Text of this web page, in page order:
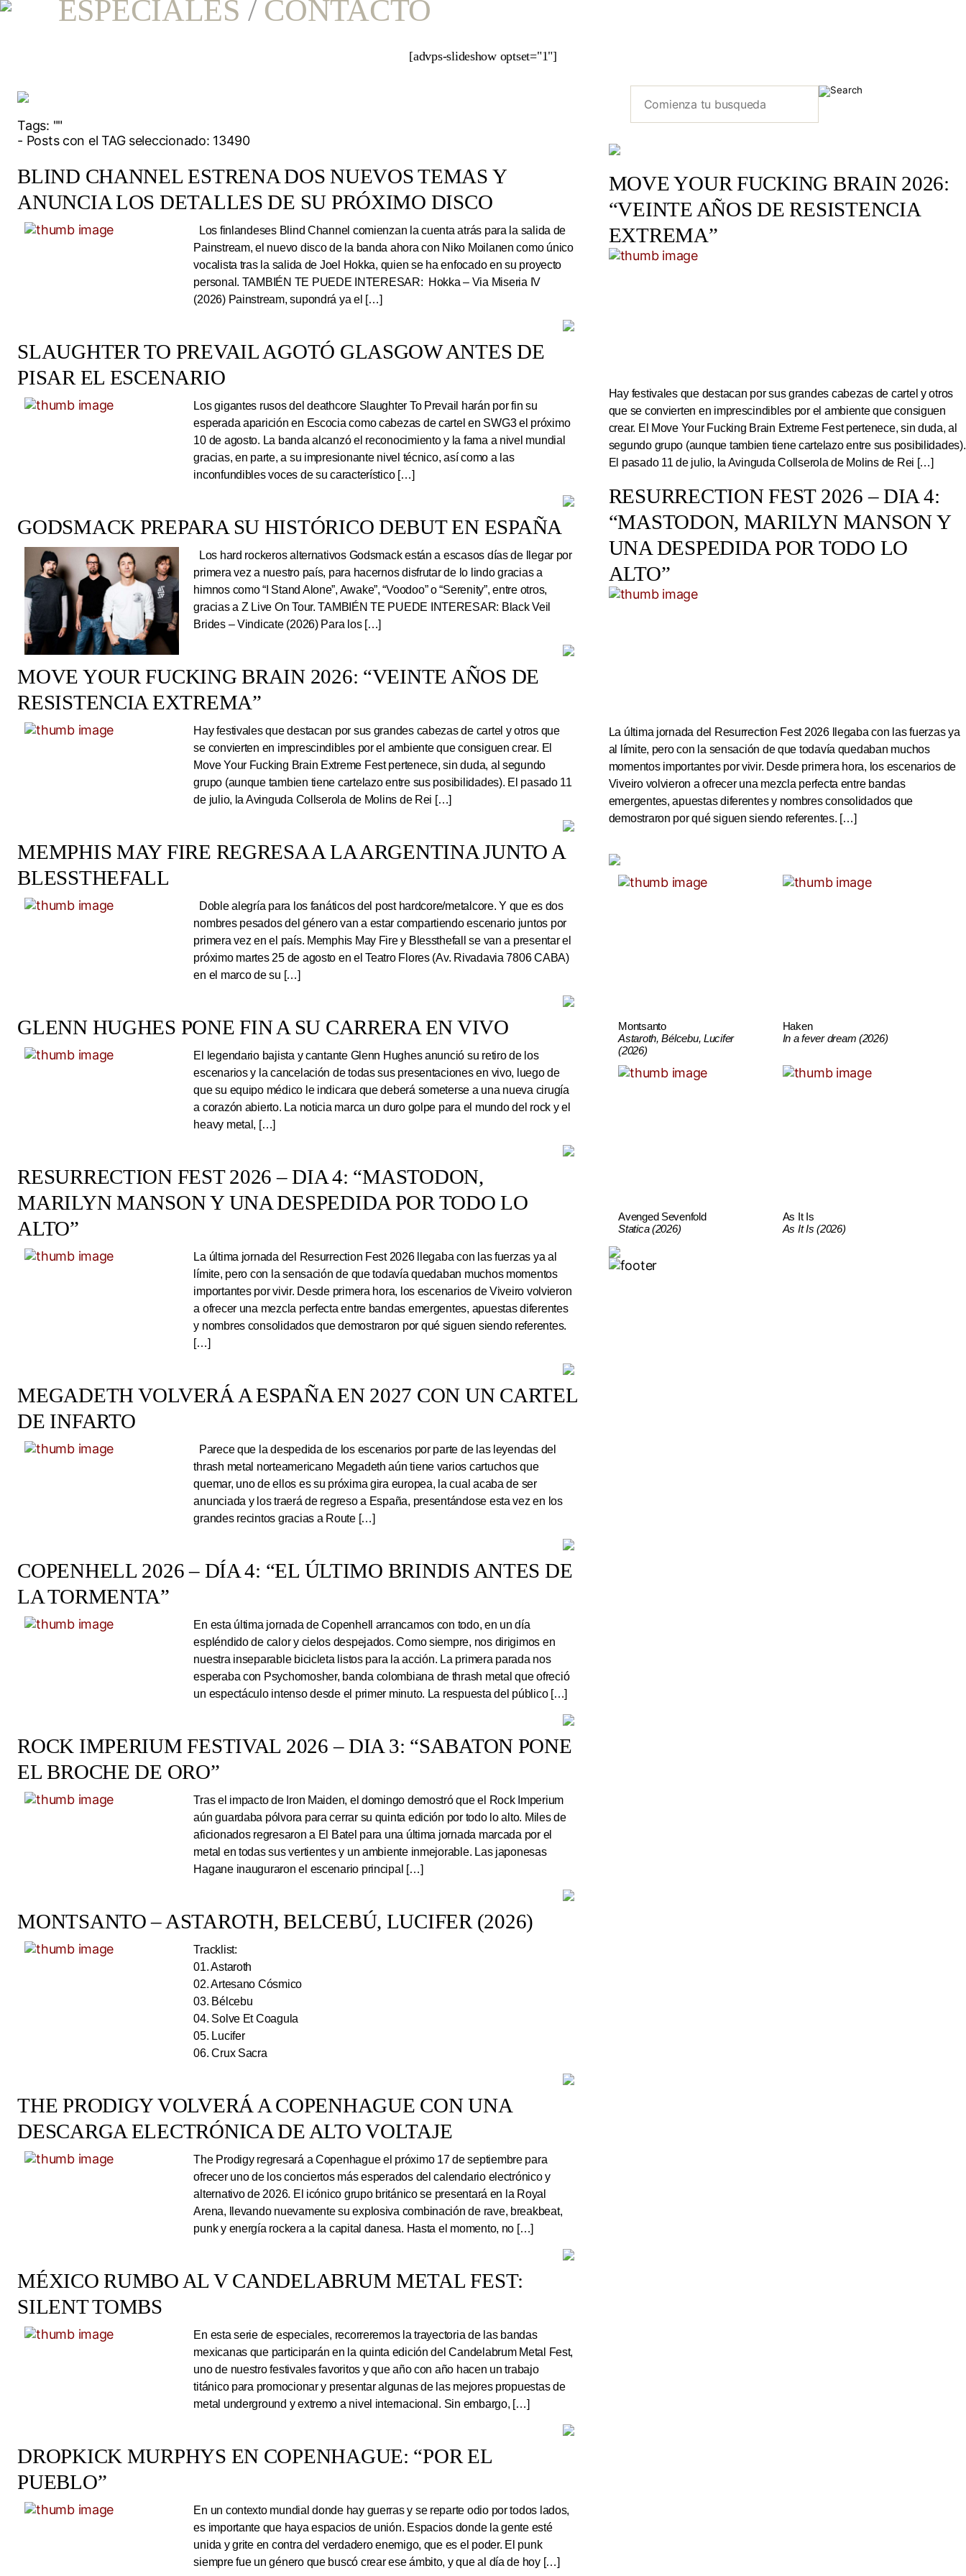
ESPECIALES / CONTACTO
[advps-slideshow optset="1"]
Tags: ""
- Posts con el TAG seleccionado: 13490
BLIND CHANNEL ESTRENA DOS NUEVOS TEMAS Y
ANUNCIA LOS DETALLES DE SU PRÓXIMO DISCO
Los finlandeses Blind Channel comienzan la cuenta atrás para la salida de
Painstream, el nuevo disco de la banda ahora con Niko Moilanen como único
vocalista tras la salida de Joel Hokka, quien se ha enfocado en su proyecto
personal. TAMBIÉN TE PUEDE INTERESAR: Hokka – Via Miseria IV
(2026) Painstream, supondrá ya el […]
SLAUGHTER TO PREVAIL AGOTÓ GLASGOW ANTES DE
PISAR EL ESCENARIO
Los gigantes rusos del deathcore Slaughter To Prevail harán por fin su
esperada aparición en Escocia como cabezas de cartel en SWG3 el próximo
10 de agosto. La banda alcanzó el reconocimiento y la fama a nivel mundial
gracias, en parte, a su impresionante nivel técnico, así como a las
inconfundibles voces de su característico […]
GODSMACK PREPARA SU HISTÓRICO DEBUT EN ESPAÑA
Los hard rockeros alternativos Godsmack están a escasos días de llegar por
primera vez a nuestro país, para hacernos disfrutar de lo lindo gracias a
himnos como “I Stand Alone”, Awake”, “Voodoo” o “Serenity”, entre otros,
gracias a Z Live On Tour. TAMBIÉN TE PUEDE INTERESAR: Black Veil
Brides – Vindicate (2026) Para los […]
MOVE YOUR FUCKING BRAIN 2026: “VEINTE AÑOS DE
RESISTENCIA EXTREMA”
Hay festivales que destacan por sus grandes cabezas de cartel y otros que
se convierten en imprescindibles por el ambiente que consiguen crear. El
Move Your Fucking Brain Extreme Fest pertenece, sin duda, al segundo
grupo (aunque tambien tiene cartelazo entre sus posibilidades). El pasado 11
de julio, la Avinguda Collserola de Molins de Rei […]
MEMPHIS MAY FIRE REGRESA A LA ARGENTINA JUNTO A
BLESSTHEFALL
Doble alegría para los fanáticos del post hardcore/metalcore. Y que es dos
nombres pesados del género van a estar compartiendo escenario juntos por
primera vez en el país. Memphis May Fire y Blessthefall se van a presentar el
próximo martes 25 de agosto en el Teatro Flores (Av. Rivadavia 7806 CABA)
en el marco de su […]
GLENN HUGHES PONE FIN A SU CARRERA EN VIVO
El legendario bajista y cantante Glenn Hughes anunció su retiro de los
escenarios y la cancelación de todas sus presentaciones en vivo, luego de
que su equipo médico le indicara que deberá someterse a una nueva cirugía
a corazón abierto. La noticia marca un duro golpe para el mundo del rock y el
heavy metal, […]
RESURRECTION FEST 2026 – DIA 4: “MASTODON,
MARILYN MANSON Y UNA DESPEDIDA POR TODO LO
ALTO”
La última jornada del Resurrection Fest 2026 llegaba con las fuerzas ya al
límite, pero con la sensación de que todavía quedaban muchos momentos
importantes por vivir. Desde primera hora, los escenarios de Viveiro volvieron
a ofrecer una mezcla perfecta entre bandas emergentes, apuestas diferentes
y nombres consolidados que demostraron por qué siguen siendo referentes.
[…]
MEGADETH VOLVERÁ A ESPAÑA EN 2027 CON UN CARTEL
DE INFARTO
Parece que la despedida de los escenarios por parte de las leyendas del
thrash metal norteamericano Megadeth aún tiene varios cartuchos que
quemar, uno de ellos es su próxima gira europea, la cual acaba de ser
anunciada y los traerá de regreso a España, presentándose esta vez en los
grandes recintos gracias a Route […]
COPENHELL 2026 – DÍA 4: “EL ÚLTIMO BRINDIS ANTES DE
LA TORMENTA”
En esta última jornada de Copenhell arrancamos con todo, en un día
espléndido de calor y cielos despejados. Como siempre, nos dirigimos en
nuestra inseparable bicicleta listos para la acción. La primera parada nos
esperaba con Psychomosher, banda colombiana de thrash metal que ofreció
un espectáculo intenso desde el primer minuto. La respuesta del público […]
ROCK IMPERIUM FESTIVAL 2026 – DIA 3: “SABATON PONE
EL BROCHE DE ORO”
Tras el impacto de Iron Maiden, el domingo demostró que el Rock Imperium
aún guardaba pólvora para cerrar su quinta edición por todo lo alto. Miles de
aficionados regresaron a El Batel para una última jornada marcada por el
metal en todas sus vertientes y un ambiente inmejorable. Las japonesas
Hagane inauguraron el escenario principal […]
MONTSANTO – ASTAROTH, BELCEBÚ, LUCIFER (2026)
Tracklist:
01. Astaroth
02. Artesano Cósmico
03. Bélcebu
04. Solve Et Coagula
05. Lucifer
06. Crux Sacra
THE PRODIGY VOLVERÁ A COPENHAGUE CON UNA
DESCARGA ELECTRÓNICA DE ALTO VOLTAJE
The Prodigy regresará a Copenhague el próximo 17 de septiembre para
ofrecer uno de los conciertos más esperados del calendario electrónico y
alternativo de 2026. El icónico grupo británico se presentará en la Royal
Arena, llevando nuevamente su explosiva combinación de rave, breakbeat,
punk y energía rockera a la capital danesa. Hasta el momento, no […]
MÉXICO RUMBO AL V CANDELABRUM METAL FEST:
SILENT TOMBS
En esta serie de especiales, recorreremos la trayectoria de las bandas
mexicanas que participarán en la quinta edición del Candelabrum Metal Fest,
uno de nuestro festivales favoritos y que año con año hacen un trabajo
titánico para promocionar y presentar algunas de las mejores propuestas de
metal underground y extremo a nivel internacional. Sin embargo, […]
DROPKICK MURPHYS EN COPENHAGUE: “POR EL
PUEBLO”
En un contexto mundial donde hay guerras y se reparte odio por todos lados,
es importante que haya espacios de unión. Espacios donde la gente esté
unida y grite en contra del verdadero enemigo, que es el poder. El punk
siempre fue un género que buscó crear ese ámbito, y que al día de hoy […]
MOVE YOUR FUCKING BRAIN 2026:
“VEINTE AÑOS DE RESISTENCIA
EXTREMA”
Hay festivales que destacan por sus grandes cabezas de cartel y otros
que se convierten en imprescindibles por el ambiente que consiguen
crear. El Move Your Fucking Brain Extreme Fest pertenece, sin duda, al
segundo grupo (aunque tambien tiene cartelazo entre sus posibilidades).
El pasado 11 de julio, la Avinguda Collserola de Molins de Rei […]
RESURRECTION FEST 2026 – DIA 4:
“MASTODON, MARILYN MANSON Y
UNA DESPEDIDA POR TODO LO
ALTO”
La última jornada del Resurrection Fest 2026 llegaba con las fuerzas ya
al límite, pero con la sensación de que todavía quedaban muchos
momentos importantes por vivir. Desde primera hora, los escenarios de
Viveiro volvieron a ofrecer una mezcla perfecta entre bandas
emergentes, apuestas diferentes y nombres consolidados que
demostraron por qué siguen siendo referentes. […]
Montsanto
Astaroth, Bélcebu, Lucifer
(2026)
Haken
In a fever dream (2026)
Avenged Sevenfold
Statica (2026)
As It Is
As It Is (2026)